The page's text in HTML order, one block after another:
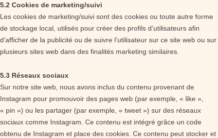
5.2 Cookies de marketing/suivi
Les cookies de marketing/suivi sont des cookies ou toute autre forme
de stockage local, utilisés pour créer des profils d’utilisateurs afin
d’afficher de la publicité ou de suivre l’utilisateur sur ce site web ou sur
plusieurs sites web dans des finalités marketing similaires.
5.3 Réseaux sociaux
Sur notre site web, nous avons inclus du contenu provenant de
Instagram pour promouvoir des pages web (par exemple, « like »,
« pin ») ou les partager (par exemple, « tweet ») sur des réseaux
sociaux comme Instagram. Ce contenu est intégré grâce un code
obtenu de Instagram et place des cookies. Ce contenu peut stocker et